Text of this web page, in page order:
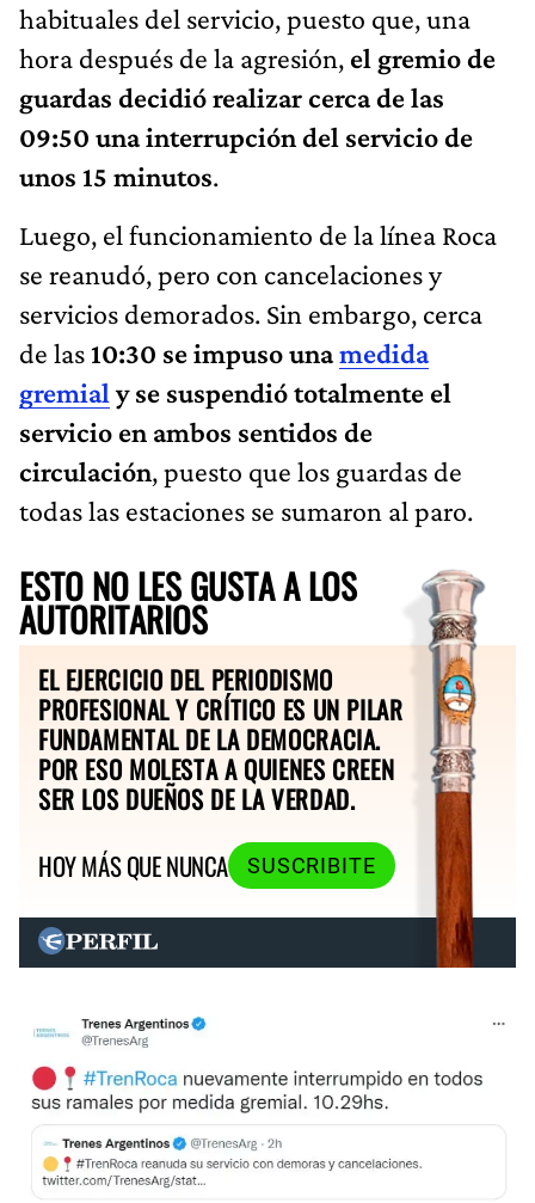
habituales del servicio, puesto que, una
hora después de la agresión, el gremio de
guardas decidió realizar cerca de las
09:50 una interrupción del servicio de
unos 15 minutos.
Luego, el funcionamiento de la línea Roca
se reanudó, pero con cancelaciones y
servicios demorados. Sin embargo, cerca
de las10:30 se impuso unamedida
gremialy se suspendió totalmente el
servicio en ambos sentidos de
circulación, puesto que los guardas de
todas las estaciones se sumaron al paro.
ESTO NO LES GUSTA A LOS
AUTORITARIOS
EL EJERCICIO DEL PERIODISMO
PROFESIONAL Y CRÍTICO ES UN PILAR
FUNDAMENTAL DE LA DEMOCRACIA.
POR ESO MOLESTA A QUIENES CREEN
SER LOS DUEÑOS DE LA VERDAD.
HOY MÁS QUE NUNCA
SUSCRIBITE